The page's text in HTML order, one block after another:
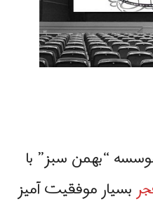
“بهمن سبز” با
بسیار موفقیت آمیز